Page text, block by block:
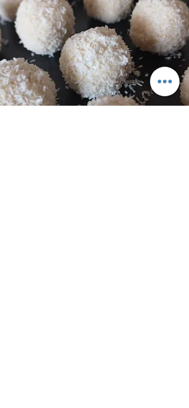
Puderzucker...